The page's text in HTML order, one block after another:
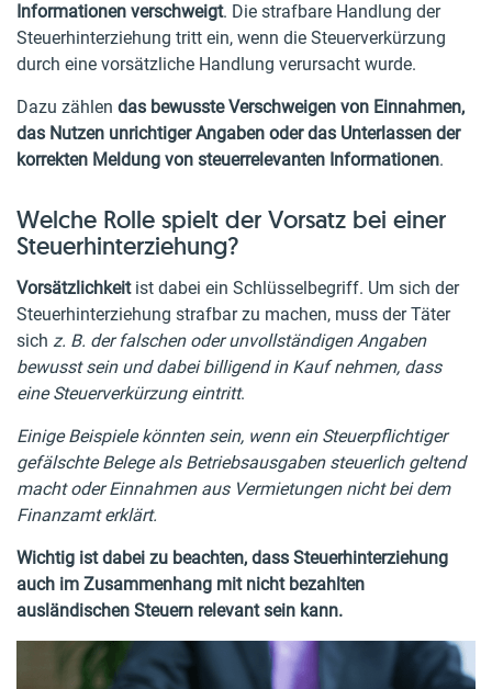
Informationen verschweigt. Die strafbare Handlung der
Steuerhinterziehung tritt ein, wenn die Steuerverkürzung
durch eine vorsätzliche Handlung verursacht wurde.
Dazu zählen das bewusste Verschweigen von Einnahmen,
das Nutzen unrichtiger Angaben oder das Unterlassen der
korrekten Meldung von steuerrelevanten Informationen.
Welche Rolle spielt der Vorsatz bei einer
Steuerhinterziehung?
Vorsätzlichkeitist dabei ein Schlüsselbegriff. Um sich der
Steuerhinterziehung strafbar zu machen, muss der Täter
sich z. B. der falschen oder unvollständigen Angaben
bewusst sein und dabei billigend in Kauf nehmen, dass
eine Steuerverkürzung eintritt.
Einige Beispiele könnten sein, wenn ein Steuerpflichtiger
gefälschte Belege als Betriebsausgaben steuerlich geltend
macht oder Einnahmen aus Vermietungen nicht bei dem
Finanzamt erklärt.
Wichtig ist dabei zu beachten, dass Steuerhinterziehung
auch im Zusammenhang mit nicht bezahlten
ausländischen Steuern relevant sein kann.